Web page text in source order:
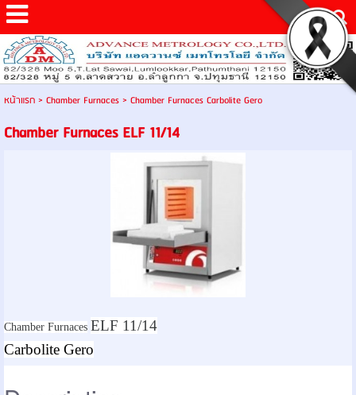
หน้าแรก> Chamber Furnaces> Chamber Furnaces Carbolite Gero
Chamber Furnaces ELF 11/14
Chamber Furnaces ELF 11/14
Carbolite Gero